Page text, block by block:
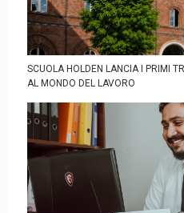
SCUOLA HOLDEN LANCIA I PRIMI
AL MONDO DEL LAVORO